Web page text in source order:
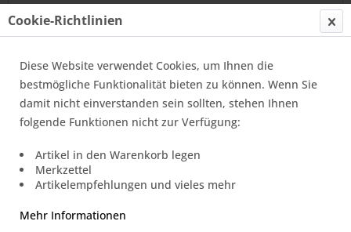
Topseller
10 mm rund V4A 1.4571
Cookie-Richtlinien
Diese Website verwendet Cookies, um Ihnen die
bestmögliche Funktionalität bieten zu können. Wenn Sie
damit nicht einverstanden sein sollten, stehen Ihnen
folgende Funktionen nicht zur Verfügung:
Artikel in den Warenkorb legen
Merkzettel
Artikelempfehlungen und vieles mehr
Mehr Informationen